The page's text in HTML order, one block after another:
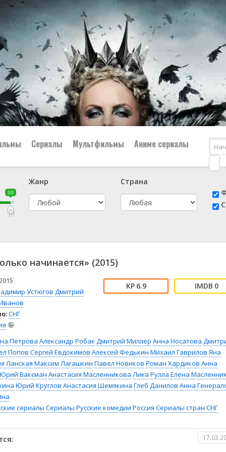
👨‍✈️ Военный
🕵️‍♂️ Детектив
👨‍💼 Новости
тв
👨‍👩‍👧‍👦 Семейный
⚽ Спорт
🤯 Триллер
😱 Ужасы
Сериалы Мультфильмы Аниме сериалы
10
10
Жанр
Страна
начинается» (2015)
Устюгов Дмитрий
СНГ
🤪
6.9 0
Петрова Александр Робак Дмитрий Миллер Анна Носатова
Попов Сергей Евдокимов Алексей Федькин Михаил Гаврилов Яна
Ланская Максим Лагашкин Павел Новиков Роман Хардиков Анна
Юрий Ваксман Анастасия Масленникова Лика Рулла Елена
Юрий Круглов Анастасия Шемякина Глеб Данилов Анна
сериалы Сериалы Русские комедии Россия Сериалы стран СНГ